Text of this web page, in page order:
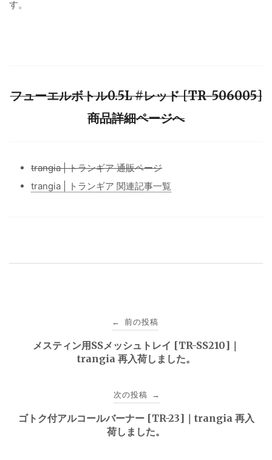
す。
フューエルボトル0.5L #レッド [TR-506005]
商品詳細ページへ
trangia | トランギア 通販ページ
trangia | トランギア 関連記事一覧
ゲ
← 前の投稿
メスティン用SSメッシュトレイ [TR-SS210]｜
trangia 再入荷しました。
次の投稿 →
ゴトク付アルコールバーナー [TR-23]｜trangia 再入
荷しました。